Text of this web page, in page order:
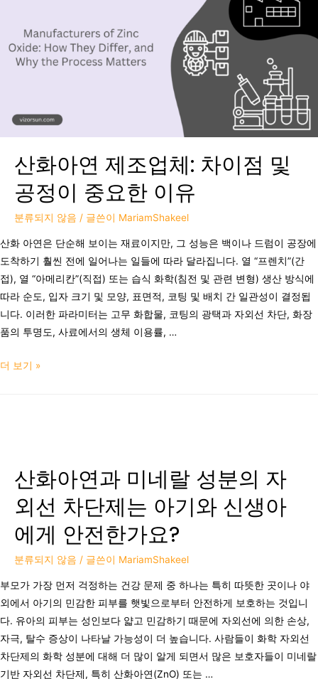
산화아연 제조업체: 차이점 및
공정이 중요한 이유
분류되지 않음 / 글쓴이 MariamShakeel
산화 아연은 단순해 보이는 재료이지만, 그 성능은 백이나 드럼이 공장에
도착하기 훨씬 전에 일어나는 일들에 따라 달라집니다. 열 “프렌치”(간
접), 열 “아메리칸”(직접) 또는 습식 화학(침전 및 관련 변형) 생산 방식에
따라 순도, 입자 크기 및 모양, 표면적, 코팅 및 배치 간 일관성이 결정됩
니다. 이러한 파라미터는 고무 화합물, 코팅의 광택과 자외선 차단, 화장
품의 투명도, 사료에서의 생체 이용률, …
더 보기 »
산화아연과 미네랄 성분의 자
외선 차단제는 아기와 신생아
에게 안전한가요?
분류되지 않음 / 글쓴이 MariamShakeel
부모가 가장 먼저 걱정하는 건강 문제 중 하나는 특히 따뜻한 곳이나 야
외에서 아기의 민감한 피부를 햇빛으로부터 안전하게 보호하는 것입니
다. 유아의 피부는 성인보다 얇고 민감하기 때문에 자외선에 의한 손상,
자극, 탈수 증상이 나타날 가능성이 더 높습니다. 사람들이 화학 자외선
차단제의 화학 성분에 대해 더 많이 알게 되면서 많은 보호자들이 미네랄
기반 자외선 차단제, 특히 산화아연(ZnO) 또는 …